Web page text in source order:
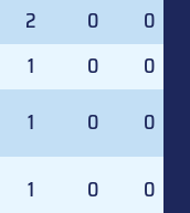
2 0
0
1 0
0
1 0 0
1 0 0